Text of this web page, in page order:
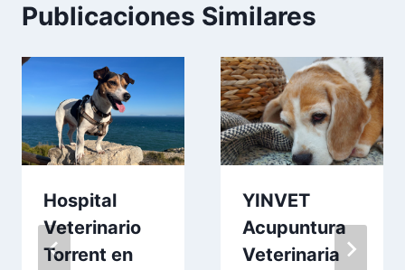
Publicaciones Similares
Hospital
Veterinario
Torrent en
YINVET
Acupuntura
Veterinaria